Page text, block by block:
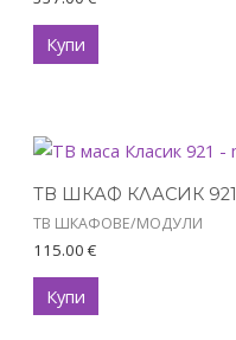
Купи
ТВ ШКАФ КЛАСИК 921
ТВ ШКАФОВЕ/МОДУЛИ
115.00 €
Купи